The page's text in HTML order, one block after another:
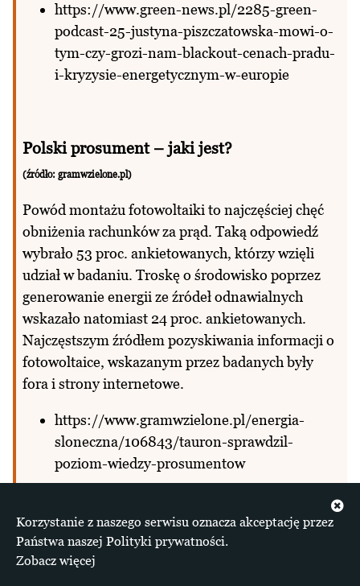
https://www.green-news.pl/2285-green-
podcast-25-justyna-piszczatowska-mowi-o-
tym-czy-grozi-nam-blackout-cenach-pradu-
i-kryzysie-energetycznym-w-europie
Polski prosument – jaki jest?
(źródło: gramwzielone.pl)
Powód montażu fotowoltaiki to najczęściej chęć
obniżenia rachunków za prąd. Taką odpowiedź
wybrało 53 proc. ankietowanych, którzy wzięli
udział w badaniu. Troskę o środowisko poprzez
generowanie energii ze źródeł odnawialnych
wskazało natomiast 24 proc. ankietowanych.
Najczęstszym źródłem pozyskiwania informacji o
fotowoltaice, wskazanym przez badanych były
fora i strony internetowe.
https://www.gramwzielone.pl/energia-
sloneczna/106843/tauron-sprawdzil-
poziom-wiedzy-prosumentow
Brak inwestycji w sieci powodem zmiany
prawa OZE?
Korzystanie z naszego serwisu oznacza akceptację przez
Państwa naszej Polityki prywatności.
Zobacz więcej